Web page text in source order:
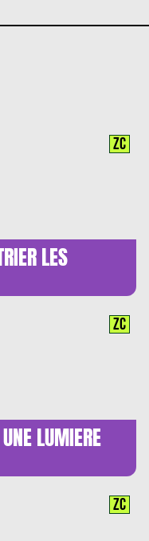
LES
ZC
LUMIERE
ZC
ZC